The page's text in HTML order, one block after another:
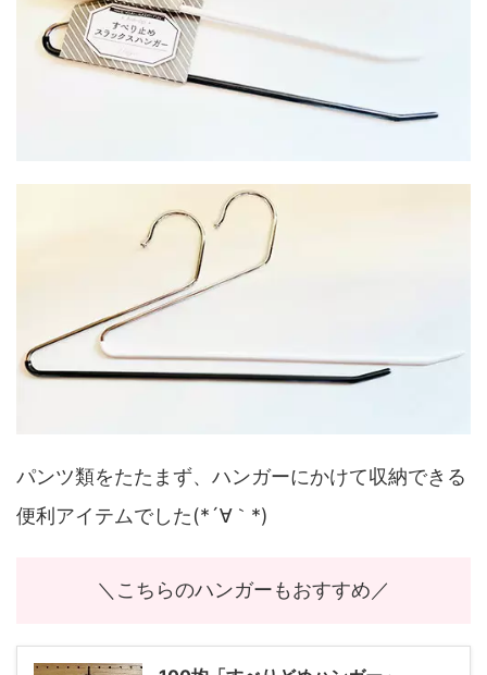
パンツ類をたたまず、ハンガーにかけて収納できる
便利アイテムでした(*´∀｀*)
＼こちらのハンガーもおすすめ／